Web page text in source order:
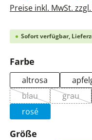
Preise inkl. MwSt.
Sofort verfügbar,
Farbe
altrosa
blau(Diese Option ist
grau
rosé
Größe